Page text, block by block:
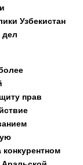
Узбекистан
дел
прав